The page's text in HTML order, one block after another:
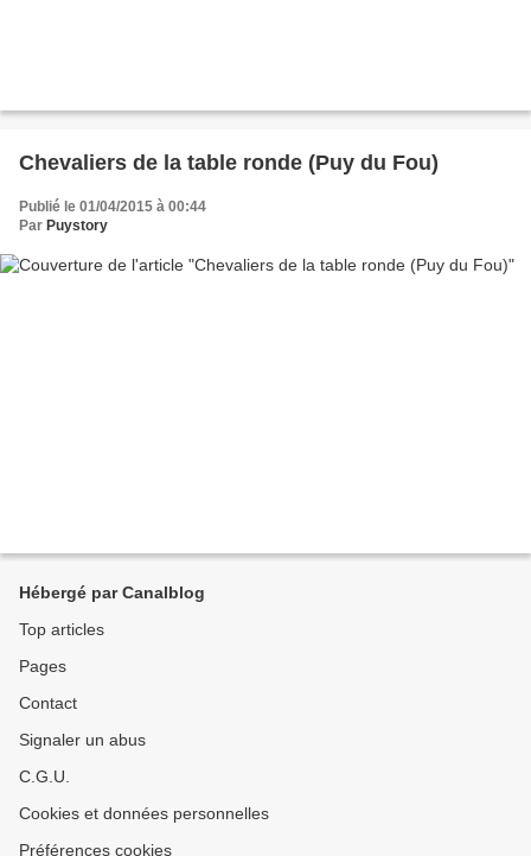
Chevaliers de la table ronde (Puy du Fou)
Publié le 01/04/2015 à 00:44
Par Puystory
Hébergé par Canalblog
Top articles
Pages
Contact
Signaler un abus
C.G.U.
Cookies et données personnelles
Préférences cookies